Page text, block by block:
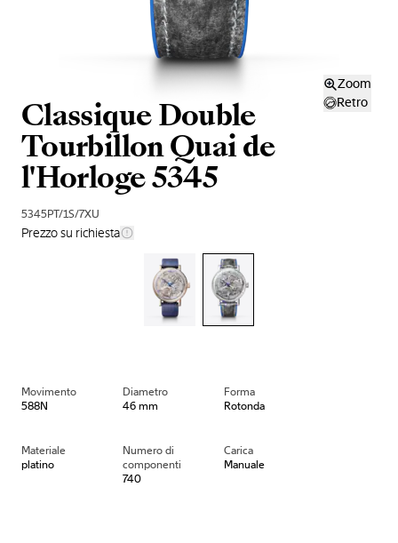
Zoom
Retro
Classique Double
Tourbillon Quai de
l'Horloge 5345
5345PT/1S/7XU
Prezzo su richiesta
Movimento
588N
Diametro
46 mm
Forma
Rotonda
Materiale
platino
Numero di
componenti
740
Carica
Manuale